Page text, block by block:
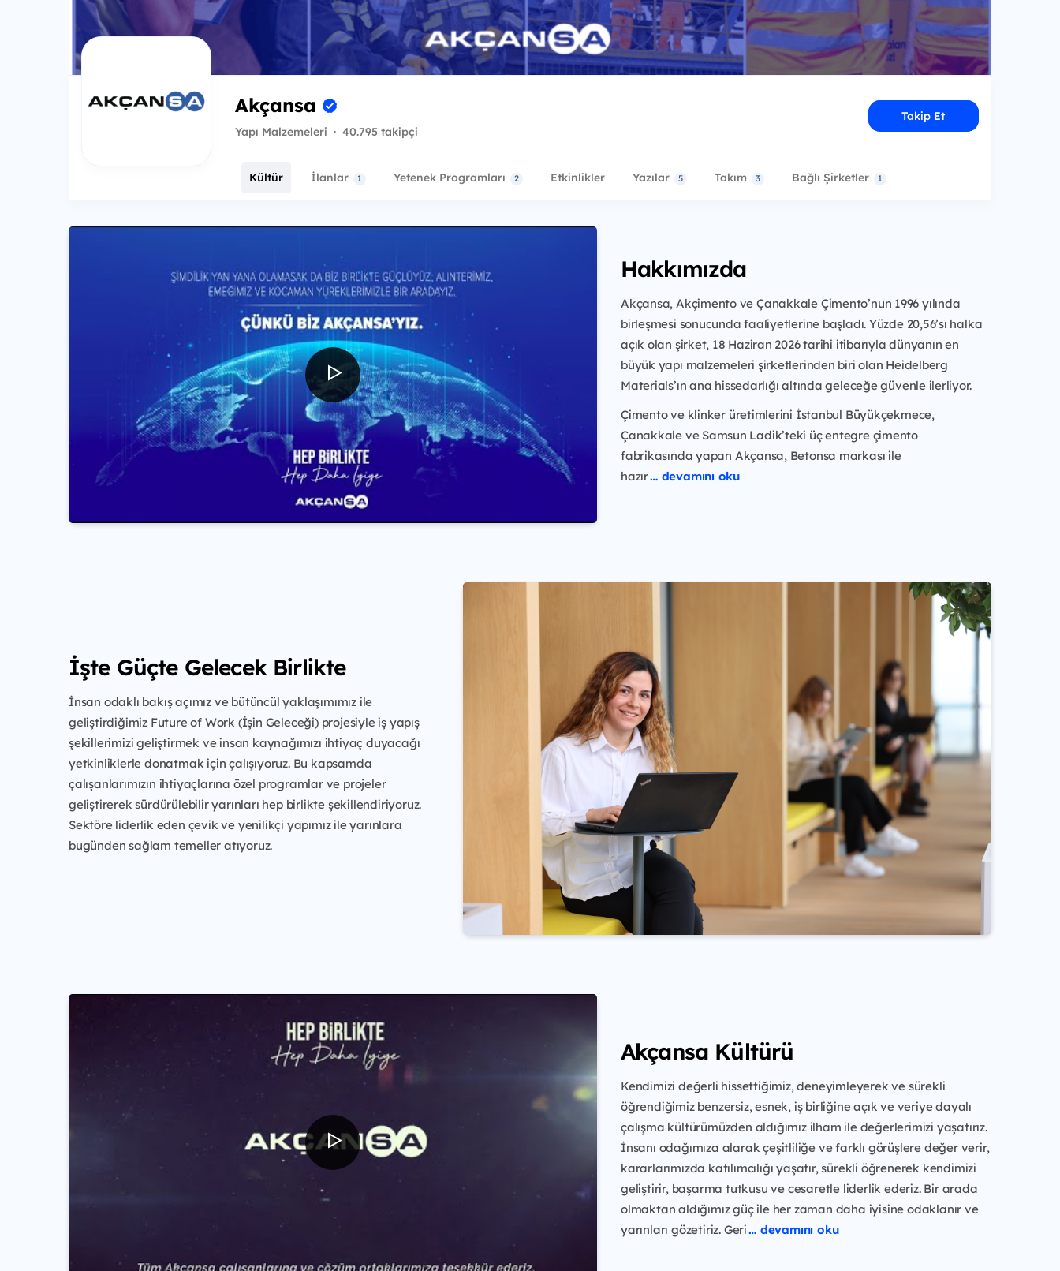
Akçansa
Yapı Malzemeleri · 40.795 takipçi
Takip Et
Kültür İlanlar 1 Yetenek Programları 2 Etkinlikler Yazılar 5 Takım 3 Bağlı Şirketler 1
Hakkımızda
Akçansa, Akçimento ve Çanakkale Çimento’nun 1996 yılında
birleşmesi sonucunda faaliyetlerine başladı. Yüzde 20,56’sı halka
açık olan şirket, 18 Haziran 2026 tarihi itibarıyla dünyanın en
büyük yapı malzemeleri şirketlerinden biri olan Heidelberg
Materials’ın ana hissedarlığı altında geleceğe güvenle ilerliyor.
Çimento ve klinker üretimlerini İstanbul Büyükçekmece,
Çanakkale ve Samsun Ladik’teki üç entegre çimento
fabrikasında yapan Akçansa, Betonsa markası ile
hazır… devamını oku
İşte Güçte Gelecek Birlikte
İnsan odaklı bakış açımız ve bütüncül yaklaşımımız ile
geliştirdiğimiz Future of Work (İşin Geleceği) projesiyle iş yapış
şekillerimizi geliştirmek ve insan kaynağımızı ihtiyaç duyacağı
yetkinliklerle donatmak için çalışıyoruz. Bu kapsamda
çalışanlarımızın ihtiyaçlarına özel programlar ve projeler
geliştirerek sürdürülebilir yarınları hep birlikte şekillendiriyoruz.
Sektöre liderlik eden çevik ve yenilikçi yapımız ile yarınlara
bugünden sağlam temeller atıyoruz.
Akçansa Kültürü
Kendimizi değerli hissettiğimiz, deneyimleyerek ve sürekli
öğrendiğimiz benzersiz, esnek, iş birliğine açık ve veriye dayalı
çalışma kültürümüzden aldığımız ilham ile değerlerimizi yaşatırız.
İnsanı odağımıza alarak çeşitliliğe ve farklı görüşlere değer verir,
kararlarımızda katılımcılığı yaşatır, sürekli öğrenerek kendimizi
geliştirir, başarma tutkusu ve cesaretle liderlik ederiz. Bir arada
olmaktan aldığımız güç ile her zaman daha iyisine odaklanır ve
yarınları gözetiriz. Geri… devamını oku